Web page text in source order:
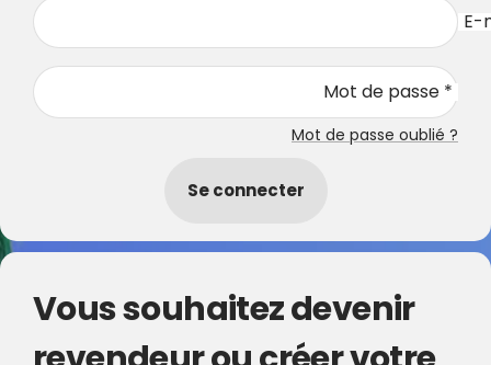
E-
Mot de passe *
Mot de passe oublié ?
Se connecter
Vous souhaitez devenir